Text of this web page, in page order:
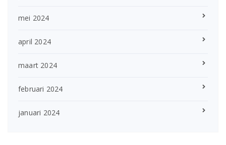
mei 2024
april 2024
maart 2024
februari 2024
januari 2024